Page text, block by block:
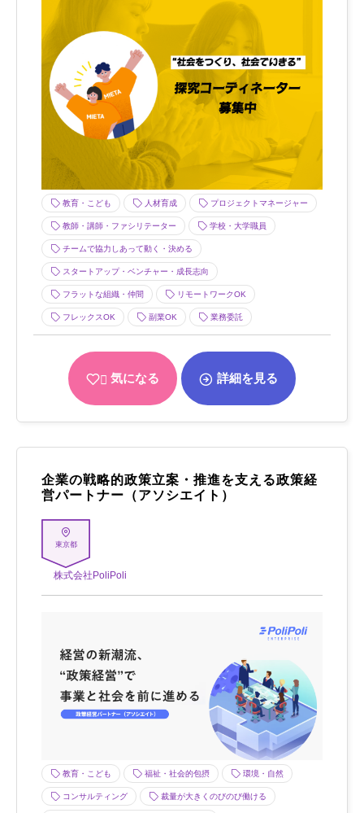
教育・こども 人材育成 プロジェクトマネージャー
教師・講師・ファシリテーター 学校・大学職員
チームで協力しあって動く・決める
スタートアップ・ベンチャー・成長志向
フラットな組織・仲間 リモートワークOK
フレックスOK 副業OK 業務委託
気になる 詳細を見る
企業の戦略的政策立案・推進を支える政策経
営パートナー（アソシエイト）
東京都
株式会社PoliPoli
教育・こども 福祉・社会的包摂 環境・自然
コンサルティング 裁量が大きくのびのび働ける